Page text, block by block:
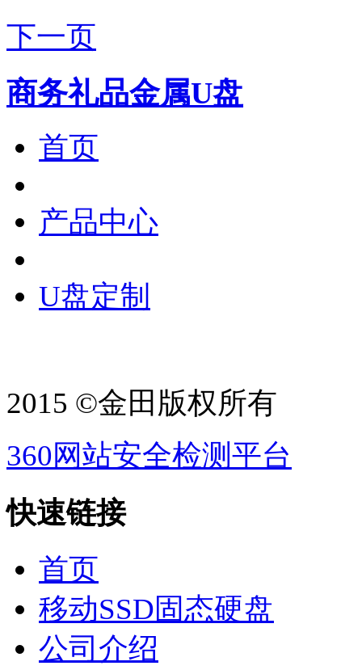
下一页
商务礼品金属U盘
首页
产品中心
U盘定制
2015 ©金田版权所有
360网站安全检测平台
快速链接
首页
移动SSD固态硬盘
公司介绍